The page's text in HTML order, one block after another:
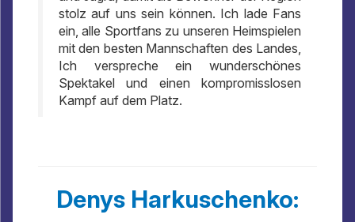
stolz auf uns sein können. Ich lade Fans
ein, alle Sportfans zu unseren Heimspielen
mit den besten Mannschaften des Landes,
Ich verspreche ein wunderschönes
Spektakel und einen kompromisslosen
Kampf auf dem Platz.
Denys Harkuschenko: